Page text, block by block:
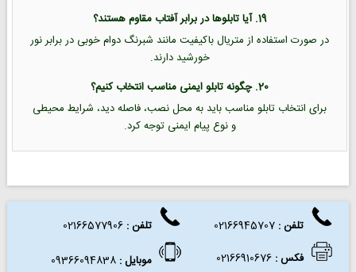
19. آیا تابلوها در برابر آفتاب مقاوم هستند؟
در صورت استفاده از متریال باکیفیت مانند شبرنگ دوام خوبی در برابر نور
خورشید دارند.
20. چگونه تابلو ایمنی مناسب انتخاب کنیم؟
برای انتخاب تابلو مناسب باید به محل نصب، فاصله دید، شرایط محیطی
و نوع پیام ایمنی توجه کرد.
تلفن : تلفن:
02166577906
فکس:
02166910676 موبایل :